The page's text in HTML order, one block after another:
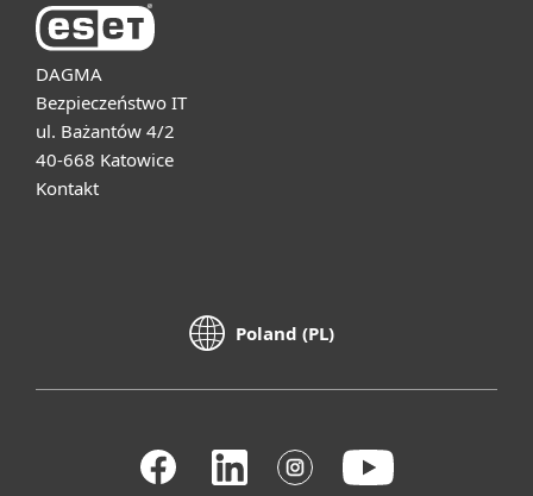
DAGMA
Bezpieczeństwo IT
ul. Bażantów 4/2
40-668 Katowice
Kontakt
Poland (PL)